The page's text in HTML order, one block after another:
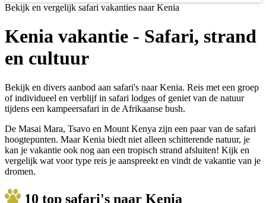
Bekijk en vergelijk safari vakanties naar Kenia
Kenia vakantie - Safari, strand
en cultuur
Bekijk en divers aanbod aan safari's naar Kenia. Reis met een groep
of individueel en verblijf in safari lodges of geniet van de natuur
tijdens een kampeersafari in de Afrikaanse bush.
De Masai Mara, Tsavo en Mount Kenya zijn een paar van de safari
hoogtepunten. Maar Kenia biedt niet alleen schitterende natuur, je
kan je vakantie ook nog aan een tropisch strand afsluiten! Kijk en
vergelijk wat voor type reis je aanspreekt en vindt de vakantie van je
dromen.
10 top safari's naar Kenia